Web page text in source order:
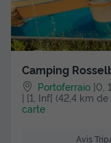
Camping
Portoferraio ]0,
| [1, Inf[ (42,4 km
carte
Avis